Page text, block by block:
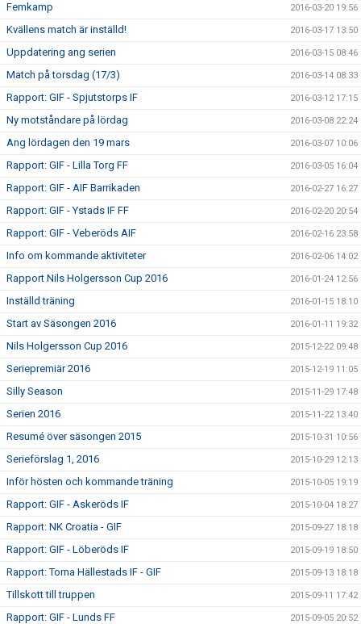
Femkamp 2016-03-20 19:56
Kvällens match är inställd! 2016-03-17 13:50
Uppdatering ang serien 2016-03-15 08:46
Match på torsdag (17/3) 2016-03-14 08:33
Rapport: GIF - Spjutstorps IF 2016-03-12 17:15
Ny motståndare på lördag 2016-03-08 22:24
Ang lördagen den 19 mars 2016-03-07 10:06
Rapport: GIF - Lilla Torg FF 2016-03-05 16:04
Rapport: GIF - AIF Barrikaden 2016-02-27 16:27
Rapport: GIF - Ystads IF FF 2016-02-20 20:54
Rapport: GIF - Veberöds AIF 2016-02-16 23:58
Info om kommande aktiviteter 2016-02-06 14:02
Rapport Nils Holgersson Cup 2016 2016-01-24 12:56
Inställd träning 2016-01-15 18:10
Start av Säsongen 2016 2016-01-11 19:32
Nils Holgersson Cup 2016 2015-12-22 09:48
Seriepremiär 2016 2015-12-19 11:05
Silly Season 2015-11-29 17:48
Serien 2016 2015-11-22 13:40
Resumé över säsongen 2015 2015-10-31 10:56
Serieförslag 1, 2016 2015-10-29 12:13
Inför hösten och kommande träning 2015-10-05 19:19
Rapport: GIF - Askeröds IF 2015-10-04 18:27
Rapport: NK Croatia - GIF 2015-09-27 18:18
Rapport: GIF - Löberöds IF 2015-09-19 18:50
Rapport: Torna Hällestads IF - GIF 2015-09-13 18:18
Tillskott till truppen 2015-09-11 17:42
Rapport: GIF - Lunds FF 2015-09-05 20:52